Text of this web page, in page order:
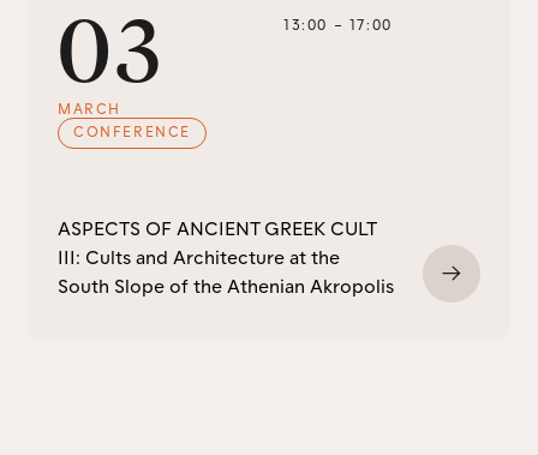
03
MARCH
CONFERENCE
13:00 – 17:00
ASPECTS OF ANCIENT GREEK CULT
III: Cults and Architecture at the
South Slope of the Athenian Akropolis